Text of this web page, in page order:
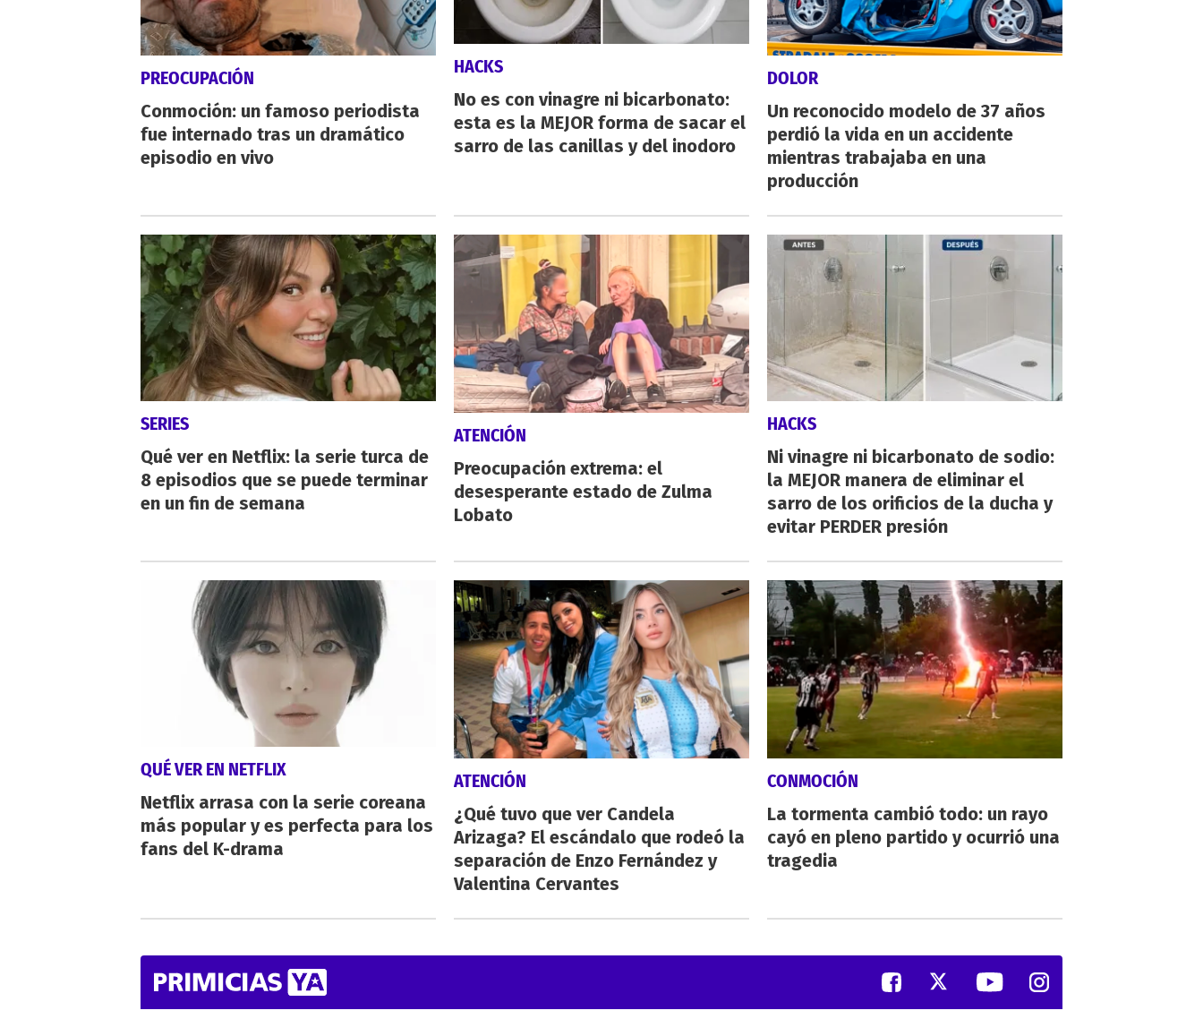
PREOCUPACIÓN
Conmoción: un famoso periodista
fue internado tras un dramático
episodio en vivo
HACKS
No es con vinagre ni bicarbonato:
esta es la MEJOR forma de sacar el
sarro de las canillas y del inodoro
DOLOR
Un reconocido modelo de 37 años
perdió la vida en un accidente
mientras trabajaba en una
producción
SERIES
Qué ver en Netflix: la serie turca de
8 episodios que se puede terminar
en un fin de semana
ATENCIÓN
Preocupación extrema: el
desesperante estado de Zulma
Lobato
HACKS
Ni vinagre ni bicarbonato de sodio:
la MEJOR manera de eliminar el
sarro de los orificios de la ducha y
evitar PERDER presión
QUÉ VER EN NETFLIX
Netflix arrasa con la serie coreana
más popular y es perfecta para los
fans del K-drama
ATENCIÓN
¿Qué tuvo que ver Candela
Arizaga? El escándalo que rodeó la
separación de Enzo Fernández y
Valentina Cervantes
CONMOCIÓN
La tormenta cambió todo: un rayo
cayó en pleno partido y ocurrió una
tragedia